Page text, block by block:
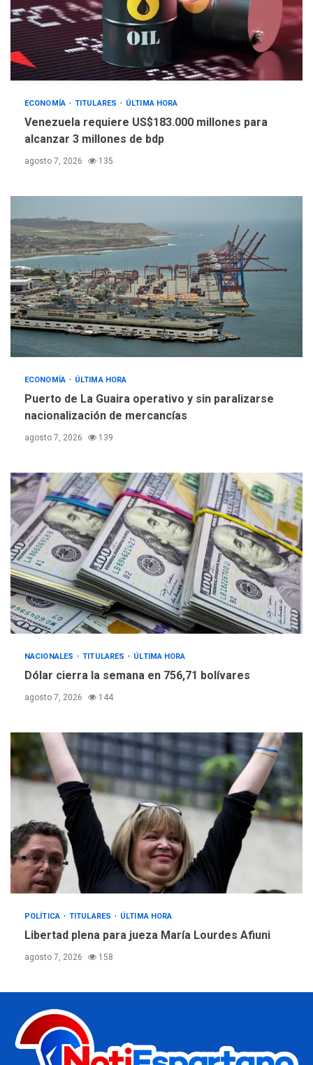
4
POLÍTICA
TITULARES
ÚLTIMA HORA
Libertad plena para jueza
María Lourdes Afiuni
INTERNACIONALES
ÚLTIMA HORA
España impone controles
fronterizos a Italia
ECONOMÍA TITULARES ÚLTIMA HORA
Venezuela requiere US$183.000 millones para
alcanzar 3 millones de bdp
agosto 7, 2026 135
ECONOMÍA ÚLTIMA HORA
Puerto de La Guaira operativo y sin paralizarse
nacionalización de mercancías
agosto 7, 2026 139
NACIONALES TITULARES ÚLTIMA HORA
Dólar cierra la semana en 756,71 bolívares
agosto 7, 2026 144
POLÍTICA TITULARES ÚLTIMA HORA
Libertad plena para jueza María Lourdes Afiuni
agosto 7, 2026 158